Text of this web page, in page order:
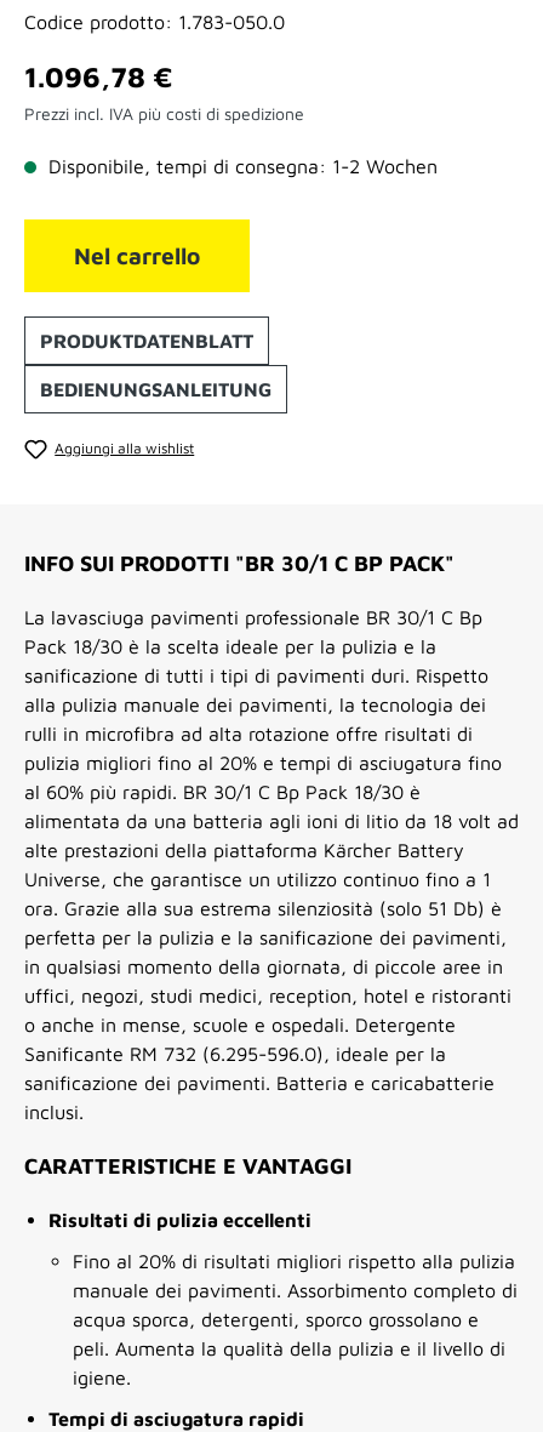
Codice prodotto: 1.783-050.0
Prezzo normale:
1.096,78 €
Prezzi incl. IVA più costi di spedizione
Disponibile, tempi di consegna: 1-2 Wochen
Nel carrello
PRODUKTDATENBLATT
BEDIENUNGSANLEITUNG
Aggiungi alla wishlist
INFO SUI PRODOTTI "BR 30/1 C BP PACK"
La lavasciuga pavimenti professionale BR 30/1 C Bp
Pack 18/30 è la scelta ideale per la pulizia e la
sanificazione di tutti i tipi di pavimenti duri. Rispetto
alla pulizia manuale dei pavimenti, la tecnologia dei
rulli in microfibra ad alta rotazione offre risultati di
pulizia migliori fino al 20% e tempi di asciugatura fino
al 60% più rapidi. BR 30/1 C Bp Pack 18/30 è
alimentata da una batteria agli ioni di litio da 18 volt ad
alte prestazioni della piattaforma Kärcher Battery
Universe, che garantisce un utilizzo continuo fino a 1
ora. Grazie alla sua estrema silenziosità (solo 51 Db) è
perfetta per la pulizia e la sanificazione dei pavimenti,
in qualsiasi momento della giornata, di piccole aree in
uffici, negozi, studi medici, reception, hotel e ristoranti
o anche in mense, scuole e ospedali. Detergente
Sanificante RM 732 (6.295-596.0), ideale per la
sanificazione dei pavimenti. Batteria e caricabatterie
inclusi.
CARATTERISTICHE E VANTAGGI
Risultati di pulizia eccellenti
Fino al 20% di risultati migliori rispetto alla pulizia
manuale dei pavimenti. Assorbimento completo di
acqua sporca, detergenti, sporco grossolano e
peli. Aumenta la qualità della pulizia e il livello di
igiene.
Tempi di asciugatura rapidi